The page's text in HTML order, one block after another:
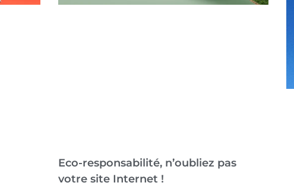
Eco-responsabilité, n’oubliez pas
votre site Internet !